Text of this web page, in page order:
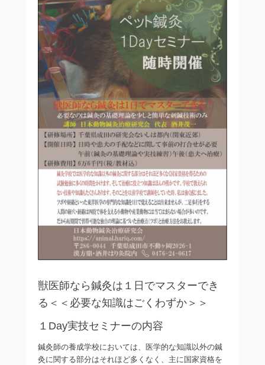
獣医師なら鍼灸は１日でマスターでき
る＜＜必要な知識はごくわずか＞＞
１Day実技セミナーの内容
鍼灸師の養成学校においては、医学的な知識以外の鍼
灸に関する部分はそれほど多くなく、主に国家資格を